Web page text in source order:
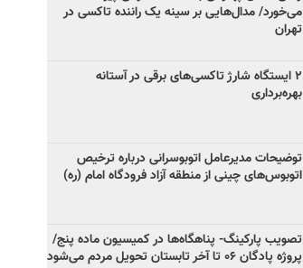
می‌خورد/ مدال‌هایی بر سینه یک راننده تاکسی در
تهران
۲ ایستگاه شارژ تاکسی‌های برقی در آستانه
بهره‌برداری
توضیحات مدیرعامل اتوبوسرانی درباره ترخیص
اتوبوس‌های چینی از منطقه آزاد فرودگاه امام (ره)
تصویب پارکینگ- پناهگاه‌ها در کمیسیون ماده پنج/
پروژه پادگان ۰۶ تا آخر تابستان تحویل مردم می‌شود